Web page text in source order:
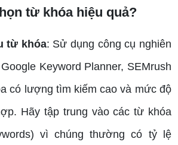
từ khóa hiệu quả?
từ khóa: Sử dụng công cụ nghiên
Keyword Planner, SEMrush
có lượng tìm kiếm cao và mức độ
Hãy tập trung vào các từ khóa
vì chúng thường có tỷ lệ